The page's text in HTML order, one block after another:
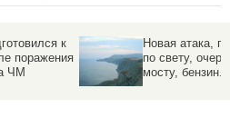
До 40 м/сек:
группировка МЧС
направлена в
пострадавшие от